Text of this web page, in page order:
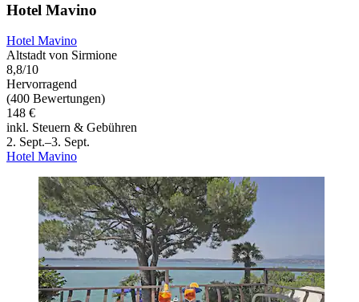
Hotel Mavino
Hotel Mavino
Altstadt von Sirmione
8,8/10
Hervorragend
(400 Bewertungen)
148 €
inkl. Steuern & Gebühren
2. Sept.–3. Sept.
Hotel Mavino